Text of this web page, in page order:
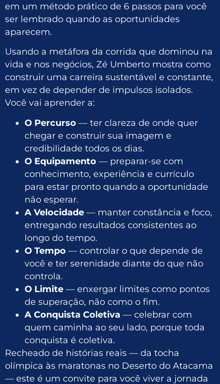
em um método prático de 6 passos para você
ser lembrado quando as oportunidades
aparecem.
Usando a metáfora da corrida que dominou na
vida e nos negócios, Zé Umberto mostra como
construir uma carreira sustentável e constante,
em vez de depender de impulsos isolados.
Você vai aprender a:
O Percurso — ter clareza de onde quer
chegar e construir sua imagem e
credibilidade todos os dias.
O Equipamento — preparar-se com
conhecimento, experiência e currículo
para estar pronto quando a oportunidade
não esperar.
A Velocidade — manter constância e foco,
entregando resultados consistentes ao
longo do tempo.
O Tempo — controlar o que depende de
você e ter serenidade diante do que não
controla.
O Limite — enxergar limites como pontos
de superação, não como o fim.
A Conquista Coletiva — celebrar com
quem caminha ao seu lado, porque toda
conquista é coletiva.
Recheado de histórias reais — da tocha
olímpica às maratonas no Deserto do Atacama
— este é um convite para você viver a jornada